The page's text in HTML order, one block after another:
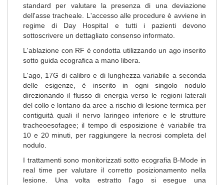
standard per valutare la presenza di una deviazione
dell'asse tracheale. L'accesso alle procedure è avviene in
regime di Day Hospital e tutti i pazienti devono
sottoscrivere un dettagliato consenso informato.
L'ablazione con RF è condotta utilizzando un ago inserito
sotto guida ecografica a mano libera.
L'ago, 17G di calibro e di lunghezza variabile a seconda
delle esigenze, è inserito in ogni singolo nodulo
direzionando il flusso di energia verso le regioni laterali
del collo e lontano da aree a rischio di lesione termica per
contiguità quali il nervo laringeo inferiore e le strutture
tracheoesofagee; il tempo di esposizione è variabile tra
10 e 20 minuti, per raggiungere la necrosi completa del
nodulo.
I trattamenti sono monitorizzati sotto ecografia B-Mode in
real time per valutare il corretto posizionamento nella
lesione. Una volta estratto l'ago si esegue una